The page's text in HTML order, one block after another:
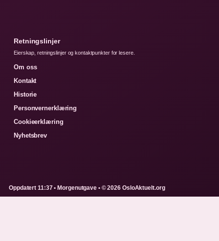
Retningslinjer
Eierskap, retningslinjer og kontaktpunkter for lesere.
Om oss
Kontakt
Historie
Personvernerklæring
Cookieerklæring
Nyhetsbrev
Oppdatert 11:37 • Morgenutgave • © 2026 OsloAktuelt.org